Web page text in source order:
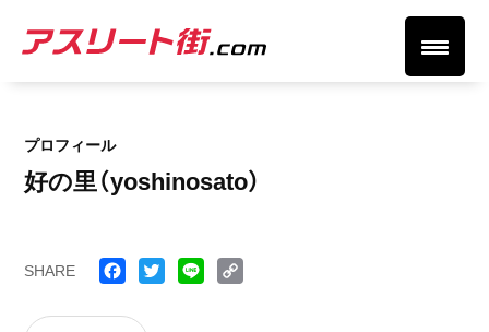
プロフィール
好の里（yoshinosato）
SHARE
Face
Twitt
Line